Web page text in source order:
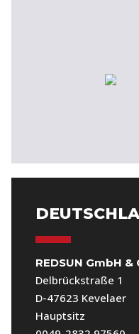
REDSUN GmbH &
Delbrückstraße 1
D-47623 Kevelaer
Hauptsitz